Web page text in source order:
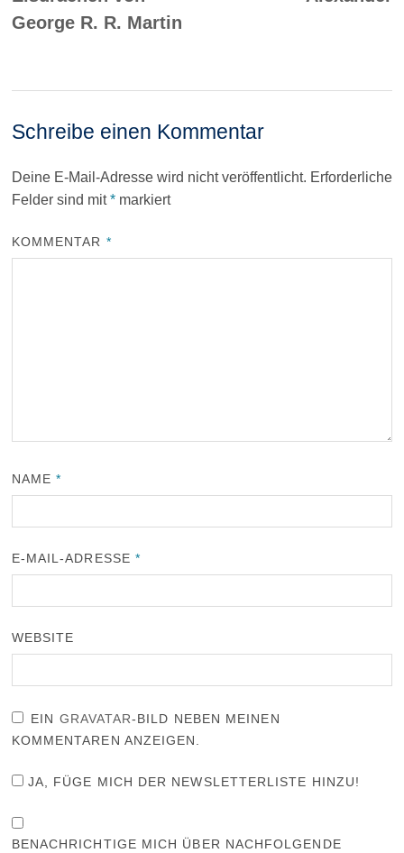
George R. R. Martin
Schreibe einen Kommentar
Deine E-Mail-Adresse wird nicht veröffentlicht. Erforderliche
Felder sind mit*markiert
KOMMENTAR *
NAME*
E-MAIL-ADRESSE *
WEBSITE
EIN GRAVATAR-BILD NEBEN MEINEN
KOMMENTAREN ANZEIGEN.
JA, FÜGE MICH DER NEWSLETTERLISTE HINZU!
BENACHRICHTIGE MICH ÜBER NACHFOLGENDE